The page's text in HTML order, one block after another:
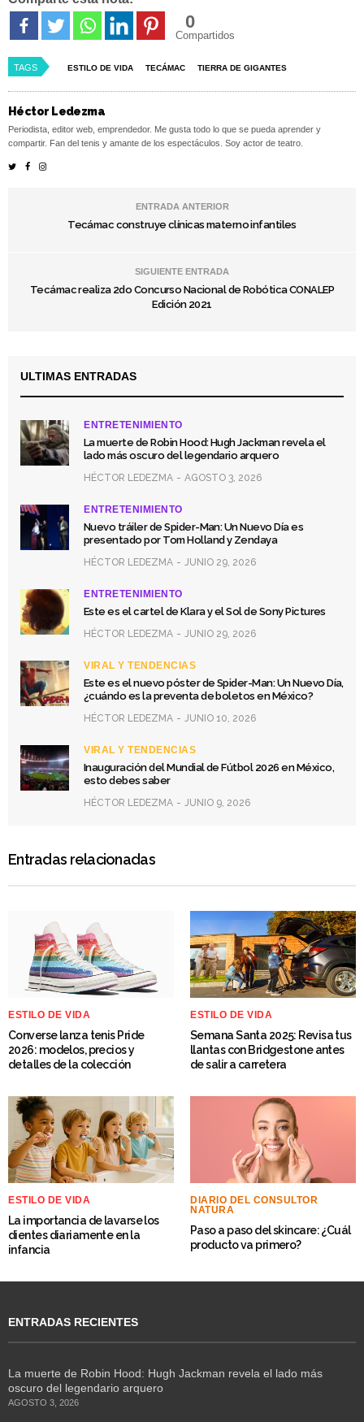
0
Compartidos
TAGS ESTILO DE VIDA TECÁMAC TIERRA DE GIGANTES
Héctor Ledezma
Periodista, editor web, emprendedor. Me gusta todo lo que se pueda aprender y
compartir. Fan del tenis y amante de los espectáculos. Soy actor de teatro.
ENTRADA ANTERIOR
Tecámac construye clínicas materno infantiles
SIGUIENTE ENTRADA
Tecámac realiza 2do Concurso Nacional de Robótica CONALEP
Edición 2021
ULTIMAS ENTRADAS
ENTRETENIMIENTO
La muerte de Robin Hood: Hugh Jackman revela el
lado más oscuro del legendario arquero
HÉCTOR LEDEZMA AGOSTO 3, 2026
ENTRETENIMIENTO
Nuevo tráiler de Spider-Man: Un Nuevo Día es
presentado por Tom Holland y Zendaya
HÉCTOR LEDEZMA JUNIO 29, 2026
ENTRETENIMIENTO
Este es el cartel de Klara y el Sol de Sony Pictures
HÉCTOR LEDEZMA JUNIO 29, 2026
VIRAL Y TENDENCIAS
Este es el nuevo póster de Spider-Man: Un Nuevo Día,
¿cuándo es la preventa de boletos en México?
HÉCTOR LEDEZMA JUNIO 10, 2026
VIRAL Y TENDENCIAS
Inauguración del Mundial de Fútbol 2026 en México,
esto debes saber
HÉCTOR LEDEZMA JUNIO 9, 2026
Entradas relacionadas
ESTILO DE VIDA
Converse lanza tenis Pride
2026: modelos, precios y
detalles de la colección
ESTILO DE VIDA
Semana Santa 2025: Revisa tus
llantas con Bridgestone antes
de salir a carretera
ESTILO DE VIDA
La importancia de lavarse los
dientes diariamente en la
infancia
DIARIO DEL CONSULTOR
NATURA
Paso a paso del skincare: ¿Cuál
producto va primero?
ENTRADAS RECIENTES
La muerte de Robin Hood: Hugh Jackman revela el lado más
oscuro del legendario arquero
AGOSTO 3, 2026